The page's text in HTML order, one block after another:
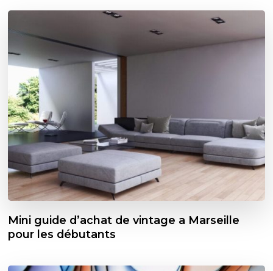
Mini guide d’achat de vintage a Marseille
pour les débutants